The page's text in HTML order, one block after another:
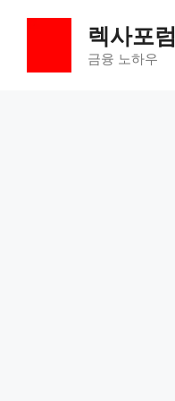
렉사포럼
금융 노하우